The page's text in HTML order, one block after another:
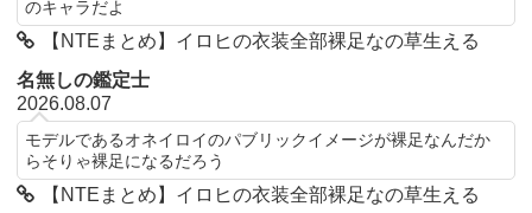
のキャラだよ
【NTEまとめ】イロヒの衣装全部裸足なの草生える
名無しの鑑定士
2026.08.07
モデルであるオネイロイのパブリックイメージが裸足なんだか
らそりゃ裸足になるだろう
【NTEまとめ】イロヒの衣装全部裸足なの草生える